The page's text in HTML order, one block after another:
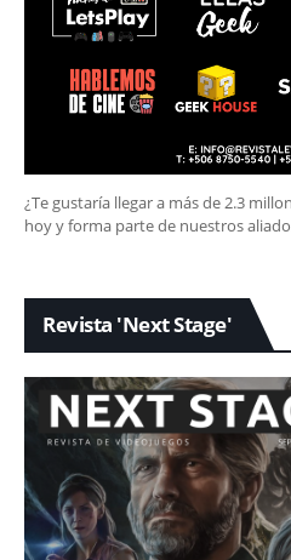
¿Te gustaría llegar a más de 2.3
hoy y forma parte de nuestros
Revista 'Next Stage'